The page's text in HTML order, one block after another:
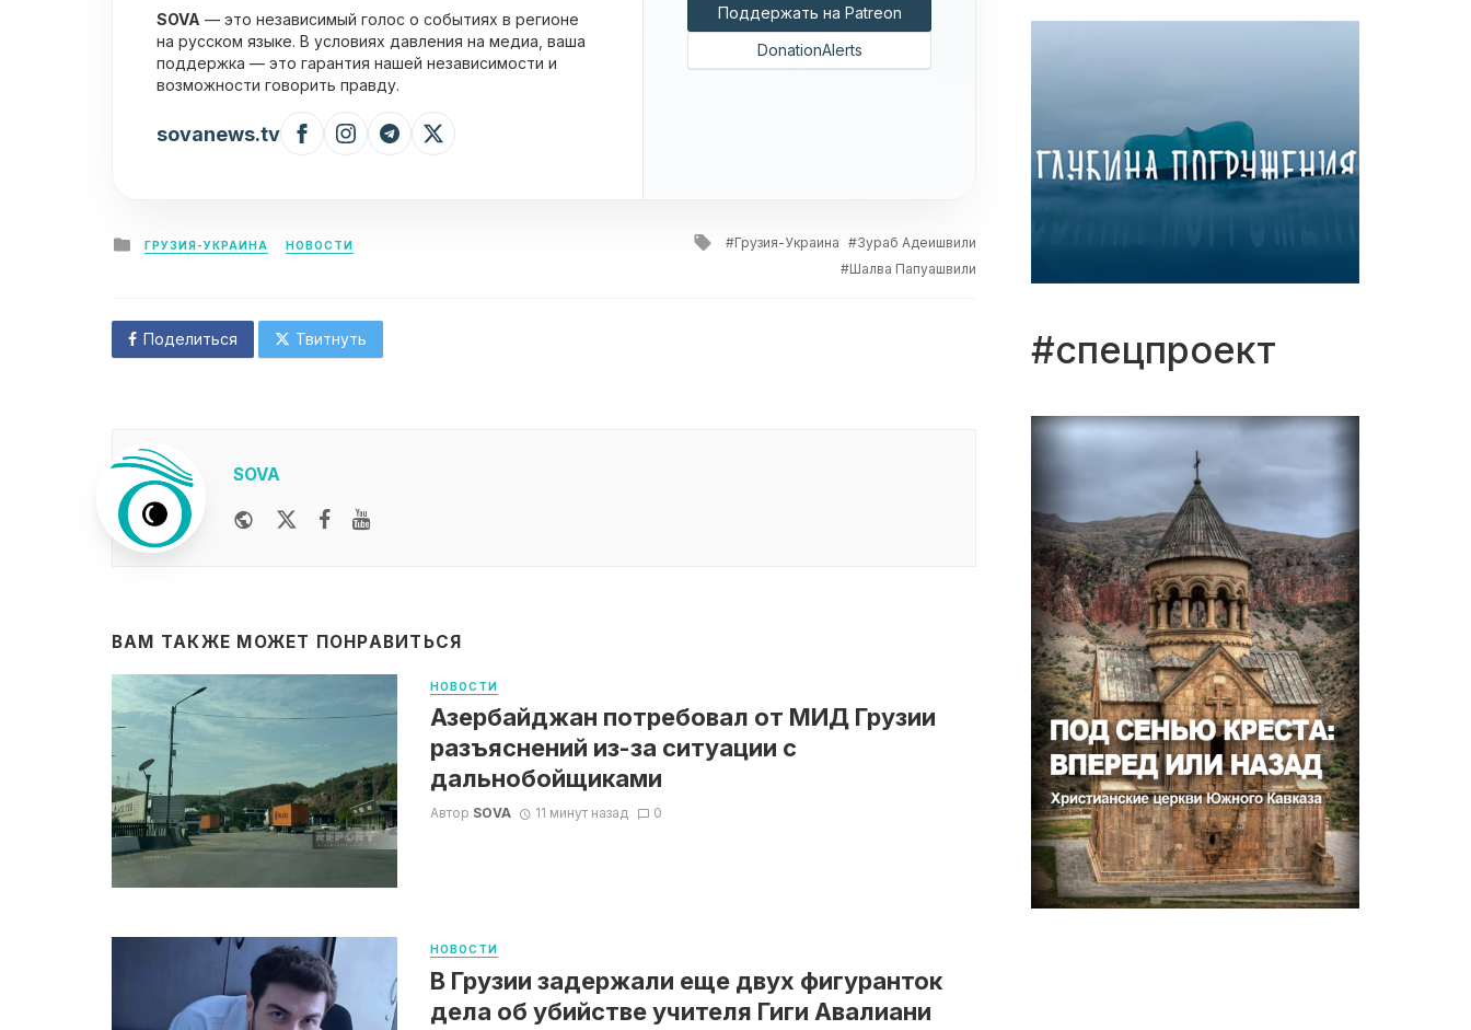
SOVA — это независимый голос о событиях в регионе
на русском языке. В условиях давления на медиа, ваша
поддержка — это гарантия нашей независимости и
возможности говорить правду.
sovanews.tv
Поддержать на Patreon
DonationAlerts
Posted
in
ГРУЗИЯ-УКРАИНА НОВОСТИ
Tagged
Грузия-Украина
Зураб Адеишвили
Шалва Папуашвили
Поделиться Твитнуть
SOVA
WebsiteTwitterFacebook
ВАМ ТАКЖЕ МОЖЕТ ПОНРАВИТЬСЯ
НОВОСТИ
Азербайджан потребовал от МИД Грузии
разъяснений из-за ситуации с
дальнобойщиками
Автор SOVA 11 минут назад 0
НОВОСТИ
В Грузии задержали еще двух фигуранток
дела об убийстве учителя Гиги Авалиани
#спецпроект